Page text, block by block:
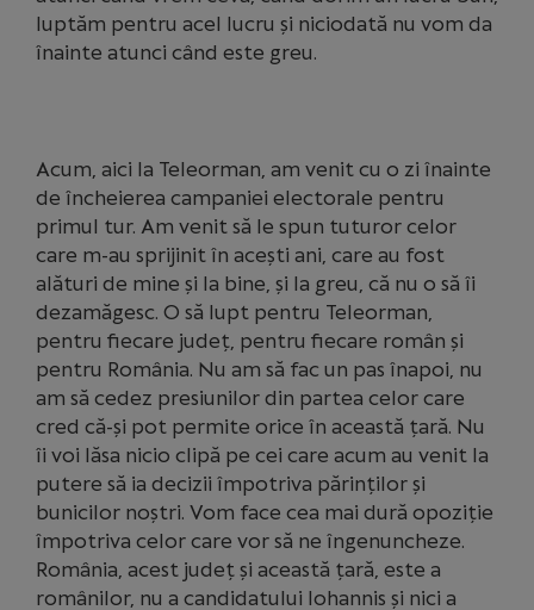
luptăm pentru acel lucru și niciodată nu vom da
înainte atunci când este greu.
Acum, aici la Teleorman, am venit cu o zi înainte
de încheierea campaniei electorale pentru
primul tur. Am venit să le spun tuturor celor
care m-au sprijinit în acești ani, care au fost
alături de mine și la bine, și la greu, că nu o să îi
dezamăgesc. O să lupt pentru Teleorman,
pentru fiecare județ, pentru fiecare român și
pentru România. Nu am să fac un pas înapoi, nu
am să cedez presiunilor din partea celor care
cred că-și pot permite orice în această țară. Nu
îi voi lăsa nicio clipă pe cei care acum au venit la
putere să ia decizii împotriva părinților și
bunicilor noștri. Vom face cea mai dură opoziție
împotriva celor care vor să ne îngenuncheze.
România, acest județ și această țară, este a
românilor, nu a candidatului Iohannis și nici a